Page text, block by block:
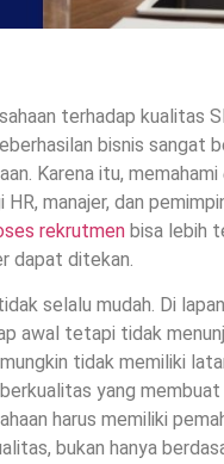
terhadap kualitas
bisnis sangat
Karena itu, memahami
manajer, dan
rekrutmen bisa lebih
dapat ditekan.
selalu mudah. Di
awal tetapi tidak
tidak memiliki
yang membuat
harus memiliki
bukan hanya